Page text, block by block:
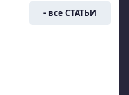
- все СТАТЬИ